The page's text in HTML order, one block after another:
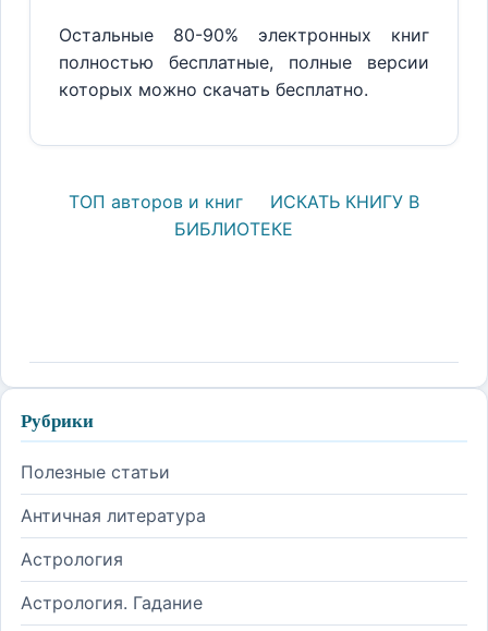
Остальные 80-90% электронных книг
полностью бесплатные, полные версии
которых можно скачать бесплатно.
ТОП авторов и книг
ИСКАТЬ КНИГУ В
БИБЛИОТЕКЕ
Рубрики
Полезные статьи
Античная литература
Астрология
Астрология. Гадание